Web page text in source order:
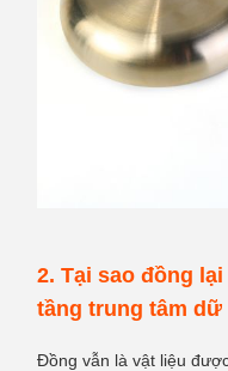
2. Tại sao đồng
tầng trung tâm dữ
Đồng vẫn là vật liệu